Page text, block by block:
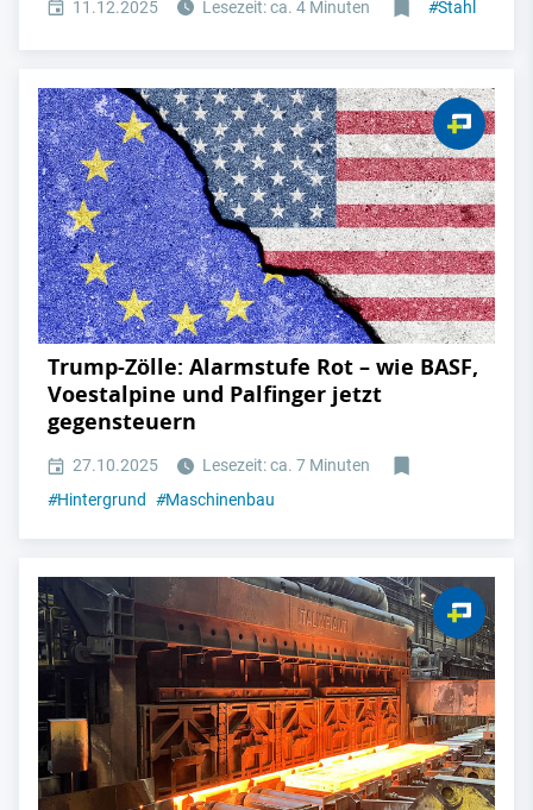
11.12.2025 Lesezeit: ca. 4 Minuten #Stahl
Trump-Zölle: Alarmstufe Rot – wie BASF,
Voestalpine und Palfinger jetzt
gegensteuern
27.10.2025
Lesezeit: ca. 7 Minuten
#Hintergrund #Maschinenbau